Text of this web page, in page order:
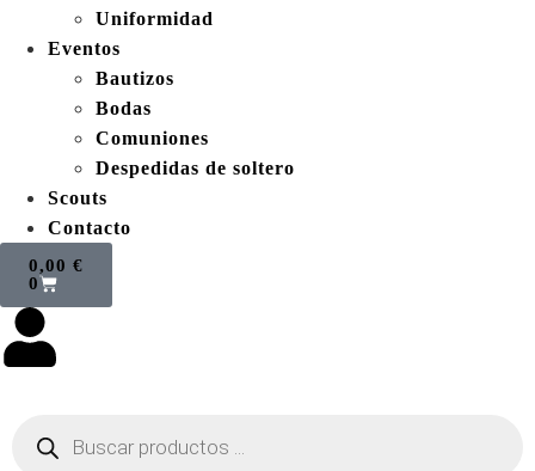
Uniformidad
Eventos
Bautizos
Bodas
Comuniones
Despedidas de soltero
Scouts
Contacto
0,00 €
0